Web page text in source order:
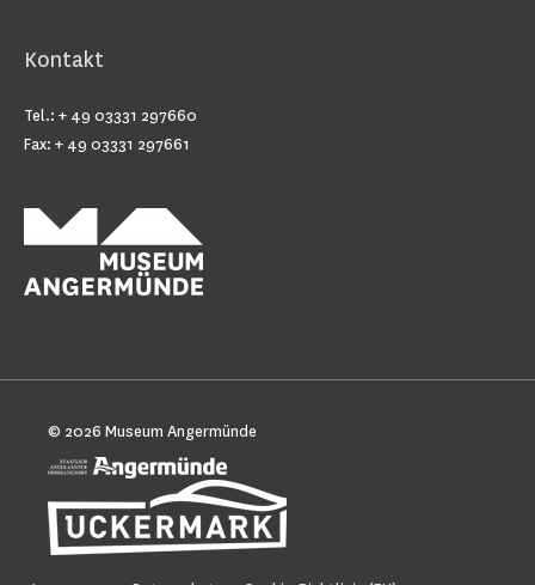
Kontakt
Tel.: + 49 03331 297660
Fax: + 49 03331 297661
© 2026 Museum Angermünde